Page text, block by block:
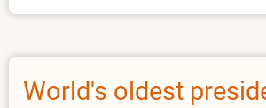
Afrikas
Größe
World's oldest